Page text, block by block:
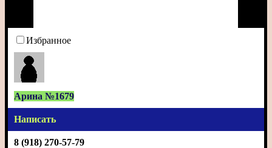
Избранное
Арина №1679
Написать
8 (918) 270-57-79